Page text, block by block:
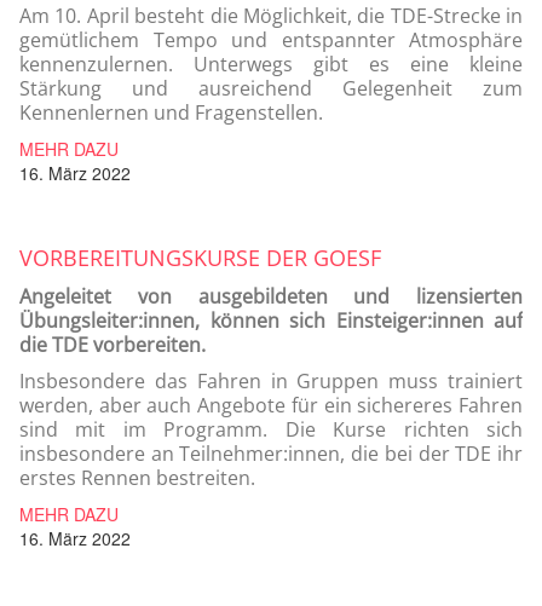
Am 10. April besteht die Möglichkeit, die TDE-Strecke in
gemütlichem Tempo und entspannter Atmosphäre
kennenzulernen. Unterwegs gibt es eine kleine
Stärkung und ausreichend Gelegenheit zum
Kennenlernen und Fragenstellen.
MEHR DAZU
16. März 2022
VORBEREITUNGSKURSE DER GOESF
Angeleitet von ausgebildeten und lizensierten
Übungsleiter:innen, können sich Einsteiger:innen auf
die TDE vorbereiten.
Insbesondere das Fahren in Gruppen muss trainiert
werden, aber auch Angebote für ein sichereres Fahren
sind mit im Programm. Die Kurse richten sich
insbesondere an Teilnehmer:innen, die bei der TDE ihr
erstes Rennen bestreiten.
MEHR DAZU
16. März 2022